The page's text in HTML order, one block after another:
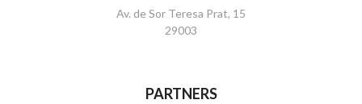
Av. de Sor Teresa Prat, 15
29003
PARTNERS